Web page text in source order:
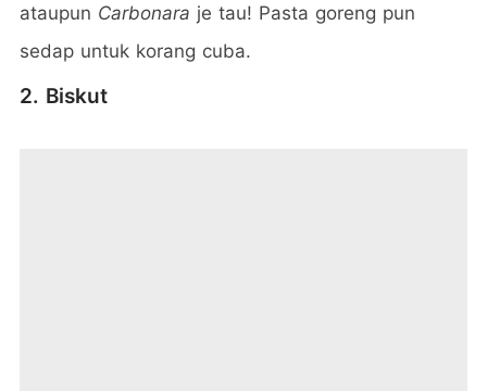
ataupun Carbonara je tau! Pasta goreng pun
sedap untuk korang cuba.
2. Biskut